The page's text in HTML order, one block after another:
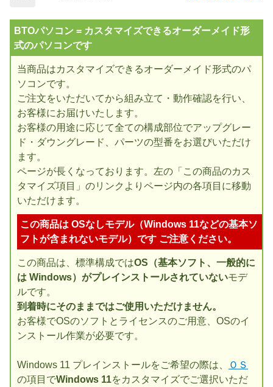
BTOパソコン = カスタマイズできるオーダーメイド形
式のパソコンです
当商品はカスタマイズできるオーダーメイド形式のパ
ソコンです。
ご注文をいただいてから組み立て・動作確認を行い、
お客様にお届けいたします。
お客様の用途に応じて全ての構成部位でアップグレー
ド・ダウングレード、パーツの型番をお選びいただけ
ます。
ページが長くなっております。左の「この商品のカス
タマイズ項目」のリンクよりページ内の各項目に移動
いただけます。
この商品は OSなしモデル（Windows 11などの基本ソ
フトが含まれないモデル）です ご注意ください。
この商品は、標準構成ではOS（基本ソフト、一般的に
は Windows）がプレインストールされていないモデ
ルです。
到着時にそのままではご使用いただけません。
お客様でOSのソフトとライセンスのご用意、OSのイ
ンストール作業が必要です。
Windows 11 プレインストールをご希望の際は、
ＯＳ
の項目でWindows 11をカスタマイズでご選択いただ